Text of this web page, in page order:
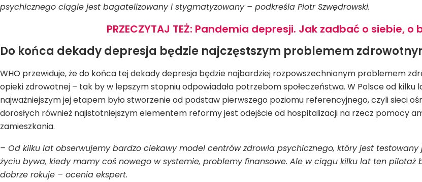
psychicznego ciągle jest bagatelizowany i stygmatyzowany – podkreśla Piotr Szwędrowski.
PRZECZYTAJ TEŻ: Pandemia depresji. Jak zadbać o siebie,
Do końca dekady depresja będzie najczęstszym problemem
WHO przewiduje, że do końca tej dekady depresja będzie najbardziej rozpowszechnionym problemem
opieki zdrowotnej – tak by w lepszym stopniu odpowiadała potrzebom społeczeństwa. W Polsce od
najważniejszym jej etapem było stworzenie od podstaw pierwszego poziomu referencyjnego, czyli sieci
dorosłych również najistotniejszym elementem reformy jest odejście od hospitalizacji na rzecz pomocy
zamieszkania.
– Od kilku lat obserwujemy bardzo ciekawy model centrów zdrowia psychicznego, który jest
życiu bywa, kiedy mamy coś nowego w systemie, problemy finansowe. Ale w ciągu kilku lat ten pilotaż
dobrze rokuje – ocenia ekspert.